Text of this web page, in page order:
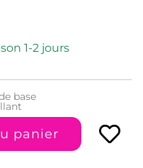
1-2 jours
base
panier